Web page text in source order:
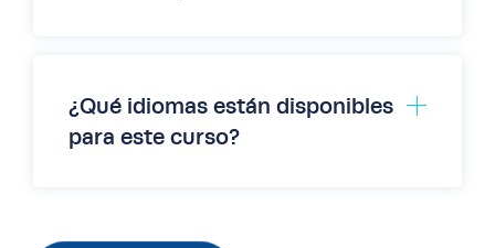
¿Qué idiomas están disponibles
para este curso?